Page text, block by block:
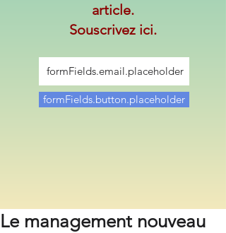
Le management nouveau
article.
Souscrivez ici.
formFields.button.placeholder